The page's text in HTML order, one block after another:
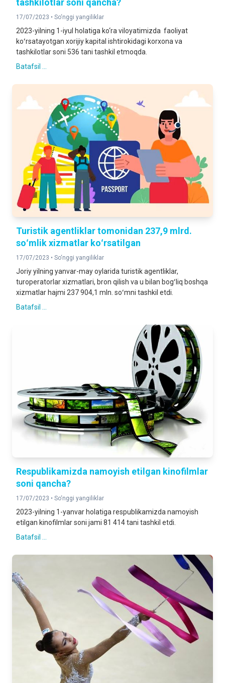
tashkilotlar soni qancha?
17/07/2023 • So‘nggi yangiliklar
2023-yilning 1-iyul holatiga ko‘ra viloyatimizda faoliyat
koʻrsatayotgan xorijiy kapital ishtirokidagi korxona va
tashkilotlar soni 536 tani tashkil etmoqda.
Batafsil ...
Turistik agentliklar tomonidan 237,9 mlrd.
soʻmlik xizmatlar koʻrsatilgan
17/07/2023 • So‘nggi yangiliklar
Joriy yilning yanvar-may oylarida turistik agentliklar,
turoperatorlar xizmatlari, bron qilish va u bilan bogʻliq boshqa
xizmatlar hajmi 237 904,1 mln. soʻmni tashkil etdi.
Batafsil ...
Respublikamizda namoyish etilgan kinofilmlar
soni qancha?
17/07/2023 • So‘nggi yangiliklar
2023-yilning 1-yanvar holatiga respublikamizda namoyish
etilgan kinofilmlar soni jami 81 414 tani tashkil etdi.
Batafsil ...